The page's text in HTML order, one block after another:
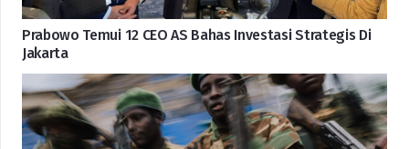
Prabowo Temui 12 CEO AS Bahas Investasi Strategis Di
Jakarta